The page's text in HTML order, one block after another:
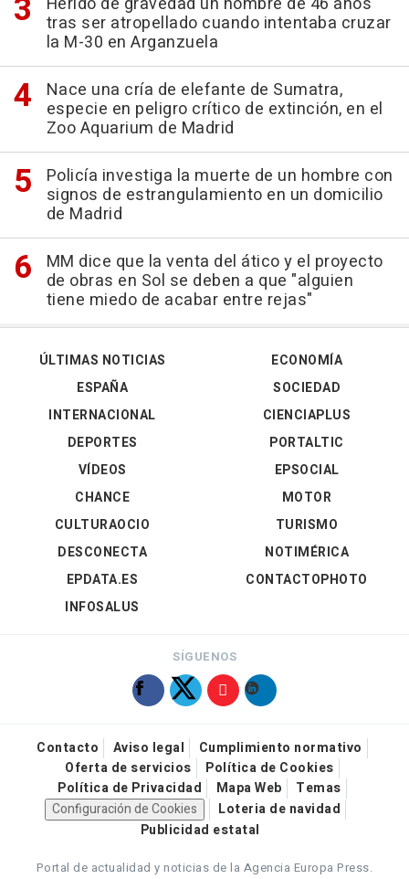
tras ser atropellado cuando intentaba cruzar
la M-30 en Arganzuela
Nace una cría de elefante de Sumatra,
especie en peligro crítico de extinción, en el
Zoo Aquarium de Madrid
Policía investiga la muerte de un hombre con
signos de estrangulamiento en un domicilio
de Madrid
MM dice que la venta del ático y el proyecto
de obras en Sol se deben a que "alguien
tiene miedo de acabar entre rejas"
ÚLTIMAS NOTICIAS
ESPAÑA
INTERNACIONAL
DEPORTES
VÍDEOS
ECONOMÍA
SOCIEDAD
CIENCIAPLUS
PORTALTIC
EPSOCIAL
CHANCE
CULTURAOCIO
DESCONECTA
EPDATA.ES
INFOSALUS
MOTOR
TURISMO
NOTIMÉRICA
CONTACTOPHOTO
SÍGUENOS
Contacto Aviso legal
Cumplimiento normativo
Oferta de servicios
Política de Cookies
Política de Privacidad
Mapa Web
Temas
Configuración de Cookies
Loteria de navidad
Publicidad estatal
Portal de actualidad y noticias de la Agencia Europa Press.